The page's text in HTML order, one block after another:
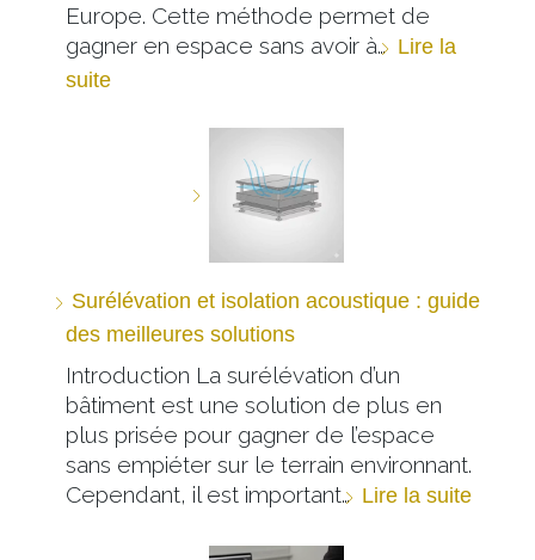
Europe. Cette méthode permet de
gagner en espace sans avoir à… Lire la
suite
Surélévation et isolation acoustique : guide
des meilleures solutions
Introduction La surélévation d’un
bâtiment est une solution de plus en
plus prisée pour gagner de l’espace
sans empiéter sur le terrain environnant.
Cependant, il est important… Lire la suite